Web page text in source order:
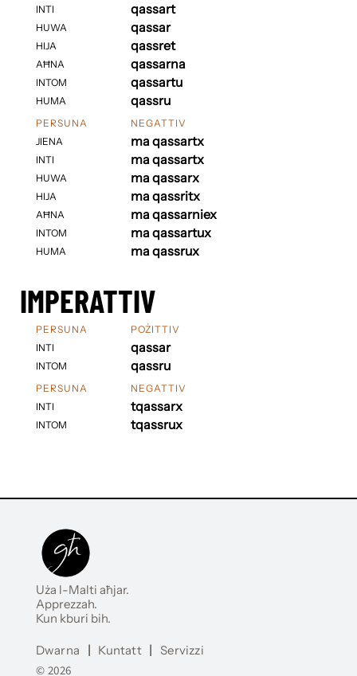
INTI
HUWA
HIJA
AĦNA
INTOM
HUMA
qassart
qassar
qassret
qassarna
qassartu
qassru
PERSUNA
JIENA
INTI
HUWA
HIJA
AĦNA
INTOM
HUMA
NEGATTIV
ma qassartx
ma qassartx
ma qassarx
ma qassritx
ma qassarniex
ma qassartux
ma qassrux
IMPERATTIV
PERSUNA
INTI
INTOM
POŻITTIV
qassar
qassru
PERSUNA
INTI
INTOM
NEGATTIV
tqassarx
tqassrux
Uża l-Malti aħjar.
Apprezzah.
Kun kburi bih.
Dwarna | Kuntatt | Servizzi
© 2026